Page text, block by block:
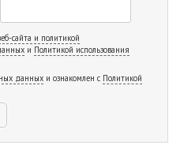
сайта и политикой
и Политикой использования
данных и ознакомлен с Политикой